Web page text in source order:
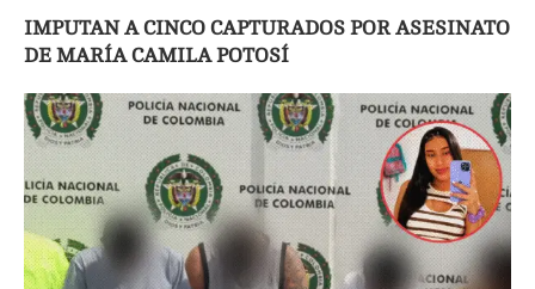
IMPUTAN A CINCO CAPTURADOS POR ASESINATO
DE MARÍA CAMILA POTOSÍ